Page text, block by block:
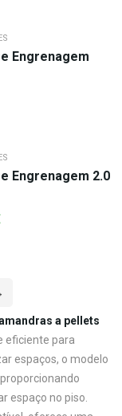
Engrenagem
Engrenagem 2.0
a pellets
eficiente para
espaços, o modelo
espaço no piso.